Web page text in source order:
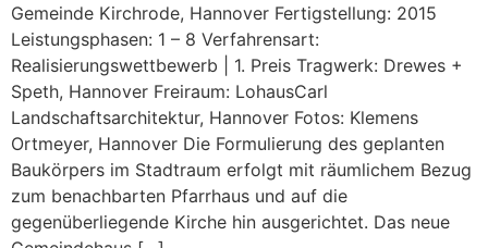
Gemeinde Kirchrode, Hannover Fertigstellung: 2015
Leistungsphasen: 1 – 8 Verfahrensart:
Realisierungswettbewerb | 1. Preis Tragwerk: Drewes +
Speth, Hannover Freiraum: LohausCarl
Landschaftsarchitektur, Hannover Fotos: Klemens
Ortmeyer, Hannover Die Formulierung des geplanten
Baukörpers im Stadtraum erfolgt mit räumlichem Bezug
zum benachbarten Pfarrhaus und auf die
gegenüberliegende Kirche hin ausgerichtet. Das neue